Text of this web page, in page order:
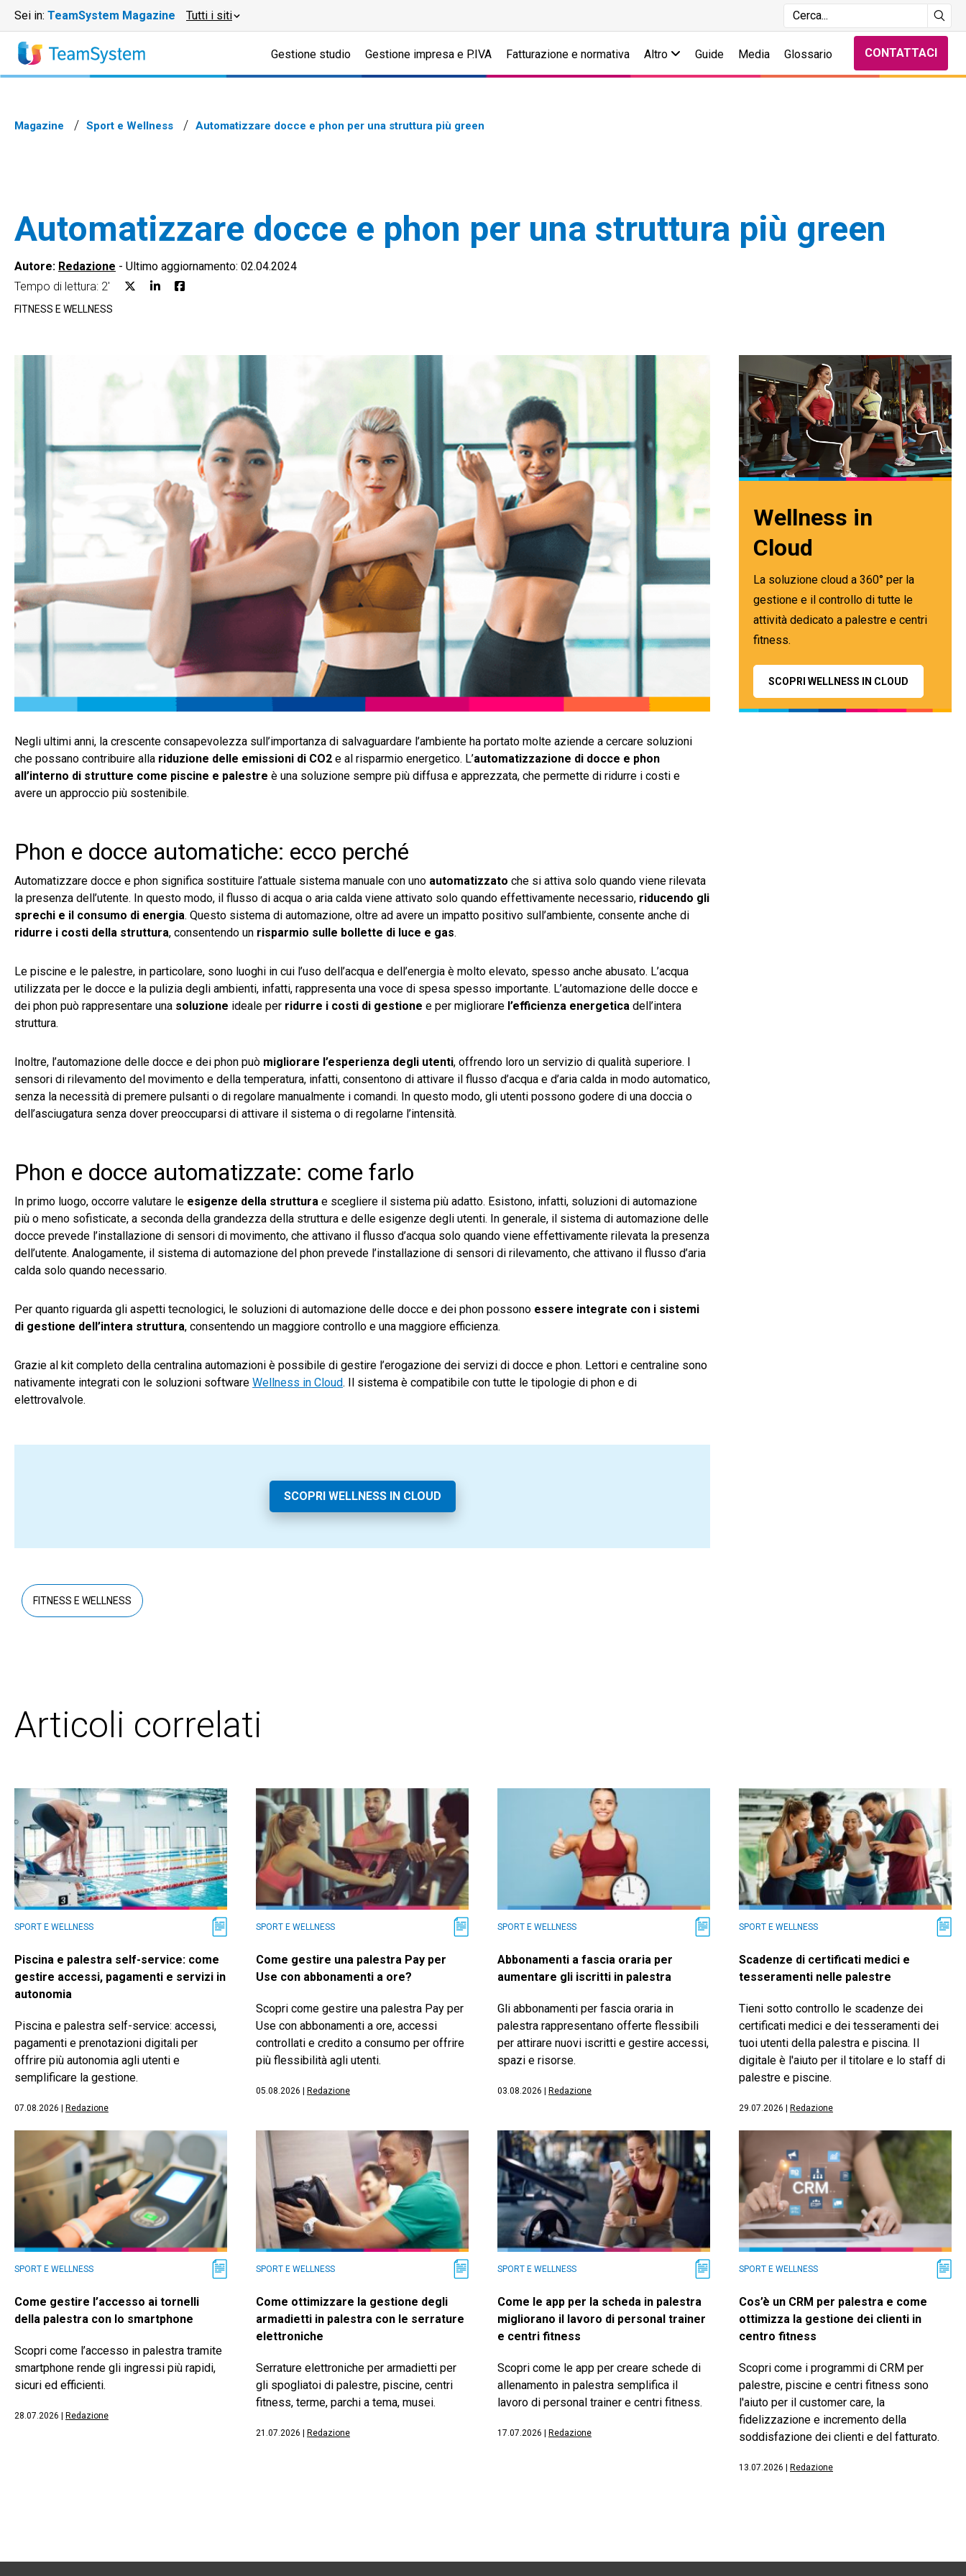
Sei in: TeamSystem Magazine Tutti i siti
Gestione studio Gestione impresa e P.IVA Fatturazione e normativa Altro Guide Media Glossario CONTATTACI
Magazine Sport e Wellness Automatizzare docce e phon per una struttura più green
Automatizzare docce e phon per una struttura più green
Autore: Redazione - Ultimo aggiornamento: 02.04.2024
Tempo di lettura: 2'
FITNESS E WELLNESS
Negli ultimi anni, la crescente consapevolezza sull’importanza di salvaguardare l’ambiente ha portato molte aziende a cercare soluzioni
che possano contribuire alla riduzione delle emissioni di CO2 e al risparmio energetico. L’automatizzazione di docce e phon
all’interno di strutture come piscine e palestre è una soluzione sempre più diffusa e apprezzata, che permette di ridurre i costi e
avere un approccio più sostenibile.
Phon e docce automatiche: ecco perché
Automatizzare docce e phon significa sostituire l’attuale sistema manuale con uno automatizzato che si attiva solo quando viene rilevata
la presenza dell’utente. In questo modo, il flusso di acqua o aria calda viene attivato solo quando effettivamente necessario, riducendo gli
sprechi e il consumo di energia. Questo sistema di automazione, oltre ad avere un impatto positivo sull’ambiente, consente anche di
ridurre i costi della struttura, consentendo un risparmio sulle bollette di luce e gas.
Le piscine e le palestre, in particolare, sono luoghi in cui l’uso dell’acqua e dell’energia è molto elevato, spesso anche abusato. L’acqua
utilizzata per le docce e la pulizia degli ambienti, infatti, rappresenta una voce di spesa spesso importante. L’automazione delle docce e
dei phon può rappresentare una soluzione ideale per ridurre i costi di gestione e per migliorare l’efficienza energetica dell’intera
struttura.
Inoltre, l’automazione delle docce e dei phon può migliorare l’esperienza degli utenti, offrendo loro un servizio di qualità superiore. I
sensori di rilevamento del movimento e della temperatura, infatti, consentono di attivare il flusso d’acqua e d’aria calda in modo automatico,
senza la necessità di premere pulsanti o di regolare manualmente i comandi. In questo modo, gli utenti possono godere di una doccia o
dell’asciugatura senza dover preoccuparsi di attivare il sistema o di regolarne l’intensità.
Phon e docce automatizzate: come farlo
In primo luogo, occorre valutare le esigenze della struttura e scegliere il sistema più adatto. Esistono, infatti, soluzioni di automazione
più o meno sofisticate, a seconda della grandezza della struttura e delle esigenze degli utenti. In generale, il sistema di automazione delle
docce prevede l’installazione di sensori di movimento, che attivano il flusso d’acqua solo quando viene effettivamente rilevata la presenza
dell’utente. Analogamente, il sistema di automazione del phon prevede l’installazione di sensori di rilevamento, che attivano il flusso d’aria
calda solo quando necessario.
Per quanto riguarda gli aspetti tecnologici, le soluzioni di automazione delle docce e dei phon possono essere integrate con i sistemi
di gestione dell’intera struttura, consentendo un maggiore controllo e una maggiore efficienza.
Grazie al kit completo della centralina automazioni è possibile di gestire l’erogazione dei servizi di docce e phon. Lettori e centraline sono
nativamente integrati con le soluzioni software Wellness in Cloud. Il sistema è compatibile con tutte le tipologie di phon e di
elettrovalvole.
SCOPRI WELLNESS IN CLOUD
FITNESS E WELLNESS
Wellness in
Cloud
La soluzione cloud a 360° per la
gestione e il controllo di tutte le
attività dedicato a palestre e centri
fitness.
SCOPRI WELLNESS IN CLOUD
Articoli correlati
SPORT E WELLNESS
Piscina e palestra self-service: come
gestire accessi, pagamenti e servizi in
autonomia
Piscina e palestra self-service: accessi,
pagamenti e prenotazioni digitali per
offrire più autonomia agli utenti e
semplificare la gestione.
07.08.2026 Redazione
SPORT E WELLNESS
Come gestire una palestra Pay per
Use con abbonamenti a ore?
Scopri come gestire una palestra Pay per
Use con abbonamenti a ore, accessi
controllati e credito a consumo per offrire
più flessibilità agli utenti.
05.08.2026 Redazione
SPORT E WELLNESS
Abbonamenti a fascia oraria per
aumentare gli iscritti in palestra
Gli abbonamenti per fascia oraria in
palestra rappresentano offerte flessibili
per attirare nuovi iscritti e gestire accessi,
spazi e risorse.
03.08.2026 Redazione
SPORT E WELLNESS
Scadenze di certificati medici e
tesseramenti nelle palestre
Tieni sotto controllo le scadenze dei
certificati medici e dei tesseramenti dei
tuoi utenti della palestra e piscina. Il
digitale è l'aiuto per il titolare e lo staff di
palestre e piscine.
29.07.2026 Redazione
SPORT E WELLNESS
Come gestire l’accesso ai tornelli
della palestra con lo smartphone
Scopri come l’accesso in palestra tramite
smartphone rende gli ingressi più rapidi,
sicuri ed efficienti.
28.07.2026 Redazione
SPORT E WELLNESS
Come ottimizzare la gestione degli
armadietti in palestra con le serrature
elettroniche
Serrature elettroniche per armadietti per
gli spogliatoi di palestre, piscine, centri
fitness, terme, parchi a tema, musei.
21.07.2026 Redazione
SPORT E WELLNESS
Come le app per la scheda in palestra
migliorano il lavoro di personal trainer
e centri fitness
Scopri come le app per creare schede di
allenamento in palestra semplifica il
lavoro di personal trainer e centri fitness.
17.07.2026 Redazione
SPORT E WELLNESS
Cos’è un CRM per palestra e come
ottimizza la gestione dei clienti in
centro fitness
Scopri come i programmi di CRM per
palestre, piscine e centri fitness sono
l'aiuto per il customer care, la
fidelizzazione e incremento della
soddisfazione dei clienti e del fatturato.
13.07.2026 Redazione